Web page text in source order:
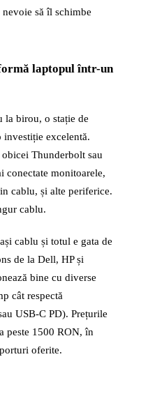
să îl schimbe
laptopul într-un
la birou, o stație de
excelentă.
Thunderbolt sau
conectate monitoarele,
cablu, și alte periferice.
cablu.
cablu și totul e gata de
de la Dell, HP și
bine cu diverse
cât respectă
USB-C PD). Prețurile
peste 1500 RON, în
oferite.